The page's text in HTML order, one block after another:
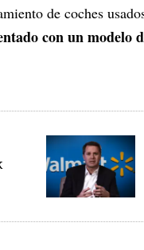
de coches
con un modelo